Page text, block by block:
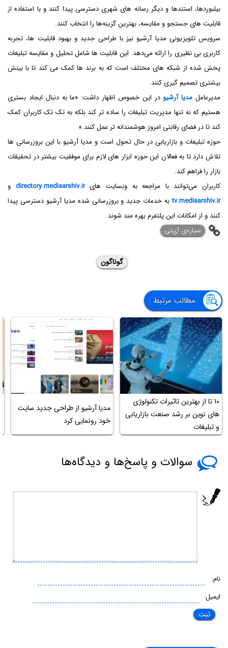
بیلبوردها، استندها و دیگر رسانه ‌های شهری دسترسی پیدا کنند و با استفاده از
قابلیت ‌های جستجو و مقایسه، بهترین گزینه‌ها را انتخاب کنند.
سرویس تلویزیونی مدیا آرشیو نیز با طراحی جدید و بهبود قابلیت ‌ها، تجربه
کاربری بی‌ نظیری را ارائه می‌دهد. این قابلیت ‌ها شامل تحلیل و مقایسه تبلیغات
پخش‌ شده از شبکه ‌های مختلف است که به برند ها کمک می‌ کند تا با بینش
بیشتری تصمیم‌ گیری کنند.
مدیرعامل مدیا آرشیو در این خصوص اظهار داشت: «ما به دنبال ایجاد بستری
هستیم که نه تنها مدیریت تبلیغات را ساده‌ تر کند بلکه به تک ‌تک کاربران کمک
کند تا در فضای رقابتی امروز هوشمندانه ‌تر عمل کنند.»
حوزه تبلیغات و بازاریابی در حال تحول است و مدیا آرشیو با این بروزرسانی ‌ها
تلاش دارد تا به فعالان این حوزه ابزار های لازم برای موفقیت بیشتر در تحقیقات
بازار را فراهم کند.
کاربران می‌توانند با مراجعه به وبسایت‌ هایdirectory.mediaarshiv.ir و
tv.mediaarshiv.irبه خدمات جدید و بروزرسانی ‌شده مدیا آرشیو دسترسی پیدا
کنند و از امکانات این پلتفرم بهره ‌مند شوند.
‌سیاره‌ی آی‌تی
گوناگون
مطالب مرتبط
۱۰ تا از بهترین تاثیرات تکنولوژی
های نوین بر رشد صنعت بازاریابی
و تبلیغات
مدیا آرشیو از طراحی جدید سایت
خود رونمایی کرد
سوالات و پاسخ‌ها و دیدگاه‌ها
نام:
ایمیل: